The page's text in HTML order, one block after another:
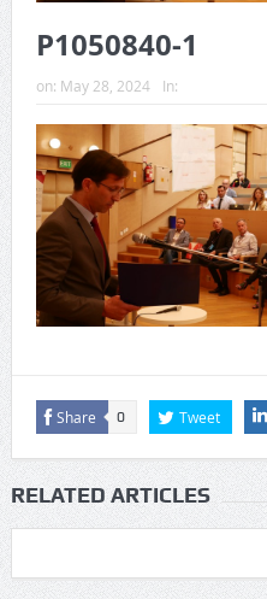
P1050840-1
on: May 28, 2024 In:
Share 0 Tweet
RELATED ARTICLES